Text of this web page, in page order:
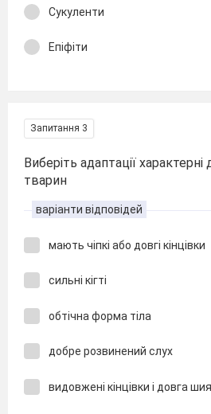
Сукуленти
Епіфіти
Запитання 3
Виберіть адаптації
тварин
варіанти відповідей
мають чіпкі або довгі кінцівки
сильні кігті
обтічна форма тіла
добре розвинений слух
видовжені кінцівки і довга шия